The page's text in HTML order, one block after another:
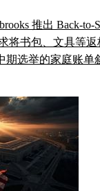
推出 Back-to-
将书包、文具等
期选举的家庭账单